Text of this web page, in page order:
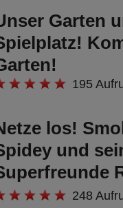
dem
dazu
Handgriff
Garten
195
los!
und
Car
248